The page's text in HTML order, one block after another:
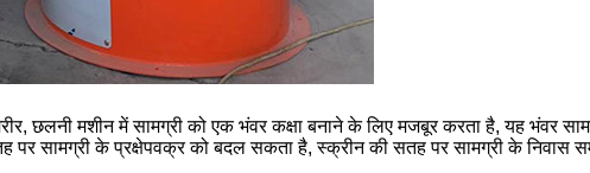
छलनी मशीन में सामग्री को एक भंवर कक्षा बनाने के लिए मजबूर करता है, यह भंवर
पर सामग्री के प्रक्षेपवक्र को बदल सकता है, स्क्रीन की सतह पर सामग्री के निवास